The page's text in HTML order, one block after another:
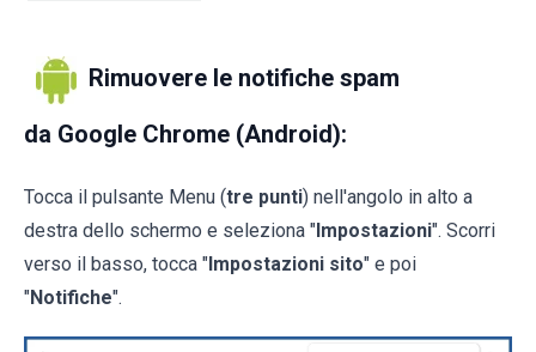
Rimuovere le notifiche spam
da Google Chrome (Android):
Tocca il pulsante Menu (tre punti) nell'angolo in alto a
destra dello schermo e seleziona "Impostazioni". Scorri
verso il basso, tocca "Impostazioni sito" e poi
"Notifiche".